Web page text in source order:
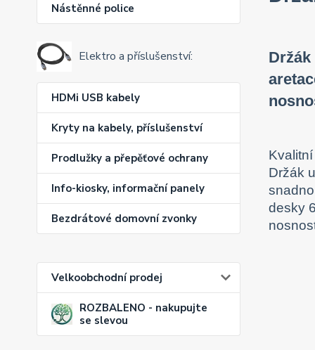
Nástěnné police
Elektro a příslušenství:
HDMi USB kabely
Kryty na kabely, příslušenství
Prodlužky a přepěťové ochrany
Info-kiosky, informační panely
Bezdrátové domovní zvonky
Velkoobchodní prodej
ROZBALENO - nakupujte
se slevou
Držák
Držák
desky